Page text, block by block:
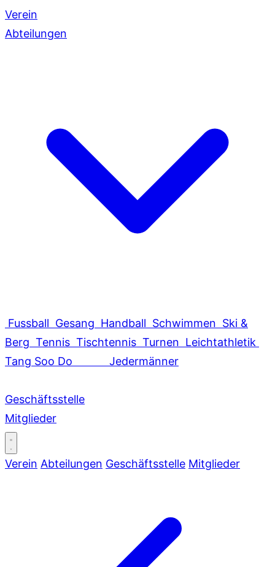
Verein
Abteilungen
Fussball Gesang Handball Schwimmen Ski &
Berg Tennis Tischtennis Turnen Leichtathletik
Tang Soo Do
Jedermänner
Geschäftsstelle
Mitglieder
Verein Abteilungen Geschäftsstelle Mitglieder